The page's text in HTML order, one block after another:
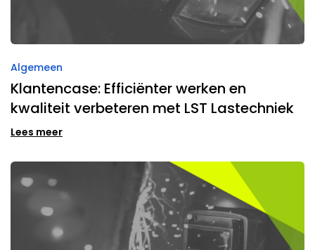
Algemeen
Klantencase: Efficiënter werken en
kwaliteit verbeteren met LST Lastechniek
Lees meer